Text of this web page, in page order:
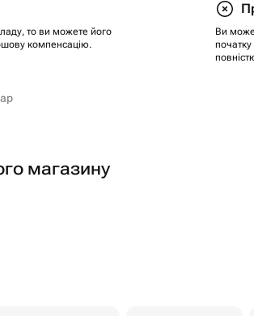
то ви можете його
компенсацію.
Ви
магазину